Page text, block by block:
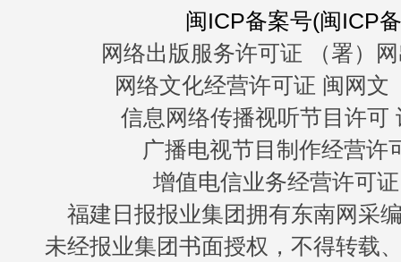
闽ICP备案号(闽ICP
网络出版服务许可证 （署）
网络文化经营许可证 闽网文
信息网络传播视听节目许可
广播电视节目制作经营许
增值电信业务经营许可
福建日报报业集团拥有东南网采
未经报业集团书面授权，不得转载